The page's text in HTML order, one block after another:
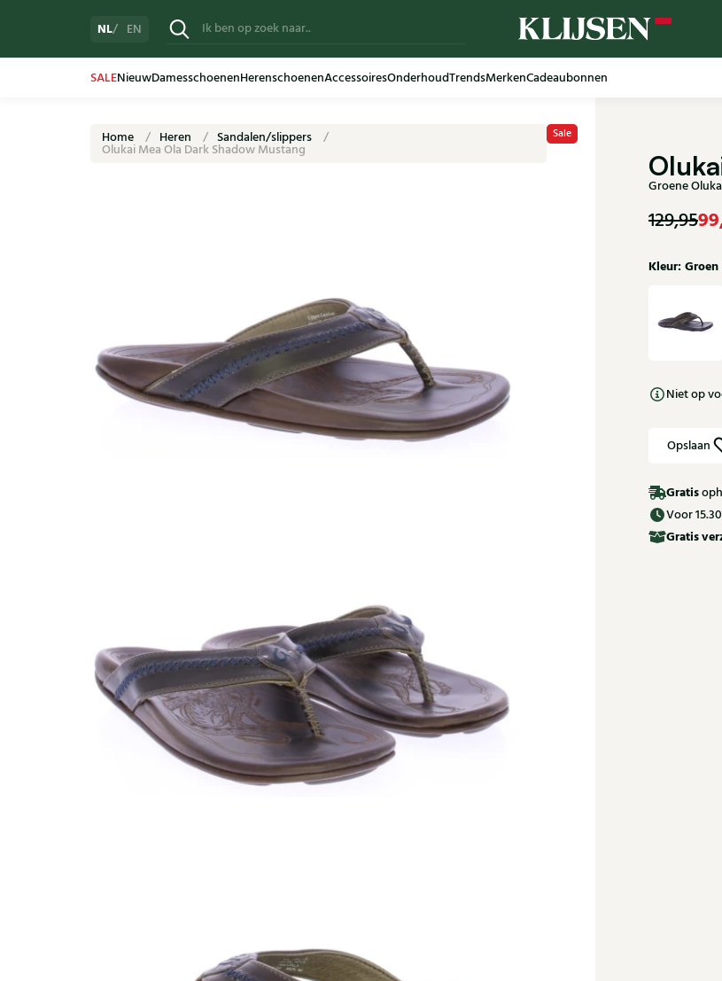
NL EN
SALENieuwDamesschoenenHerenschoenenAccessoiresOnderhoudTrendsMerkenCadeaubonnen
Home Heren Sandalen/slippers
Olukai Mea Ola Dark Shadow Mustang
Sale
Groene
129,95
Kleur: Groen
Niet op
Opslaan
Gratis
Voor
Gratis